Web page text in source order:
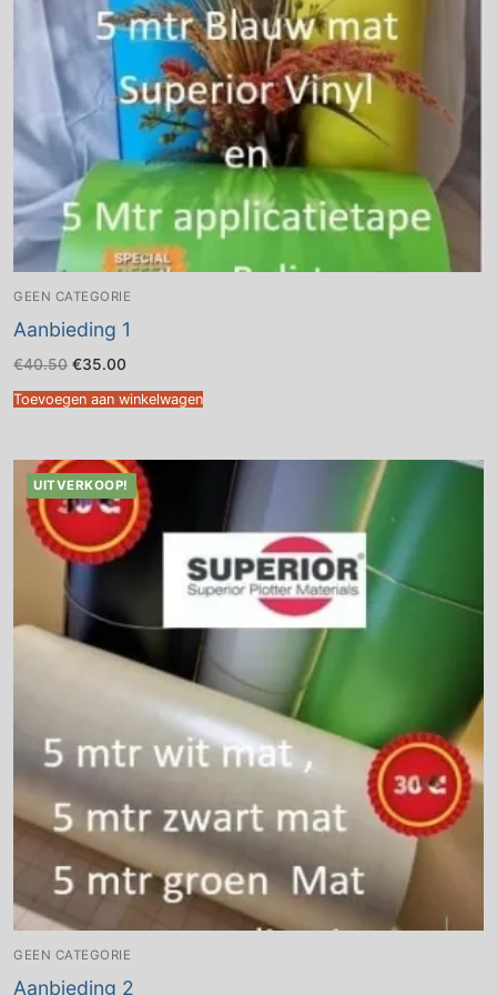
GEEN CATEGORIE
Aanbieding 1
€40.50 Oorspronkelijke
was:
€40.50.
€35.00
is:
€35.00.
Toevoegen aan winkelwagen
UITVERKOOP!
GEEN CATEGORIE
Aanbieding 2